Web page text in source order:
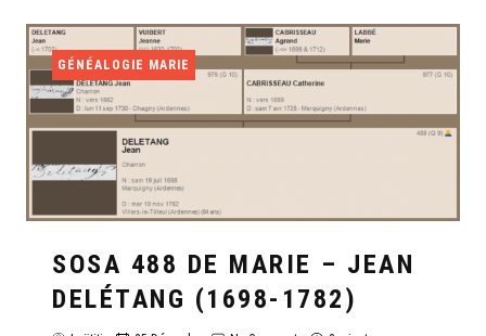
GÉNÉALOGIE MARIE
SOSA 488 DE MARIE – JEAN
DELÉTANG (1698-1782)